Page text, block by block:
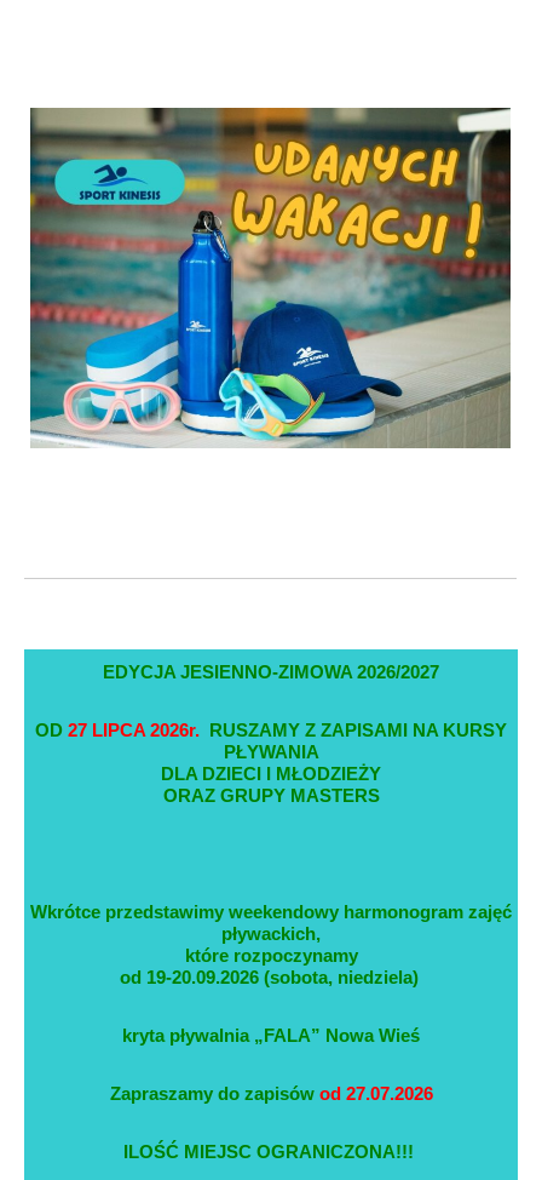
EDYCJA JESIENNO-ZIMOWA 2026/2027
OD 27 LIPCA 2026r. RUSZAMY Z ZAPISAMI NA KURSY
PŁYWANIA
DLA DZIECI I MŁODZIEŻY
ORAZ GRUPY MASTERS
Wkrótce przedstawimy weekendowy harmonogram zajęć
pływackich,
które rozpoczynamy
od 19-20.09.2026 (sobota, niedziela)
kryta pływalnia „FALA” Nowa Wieś
Zapraszamy do zapisów od 27.07.2026
ILOŚĆ MIEJSC OGRANICZONA!!!